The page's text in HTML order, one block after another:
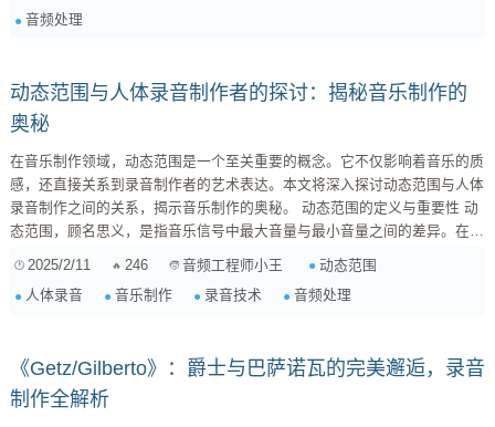
带宽（Q值）三个参数，让你更精确...
音频处理
动态范围与人体录音制作者的探讨：揭秘音乐制作的
奥秘
在音乐制作领域，动态范围是一个至关重要的概念。它不仅影响着音乐的质
感，还直接关系到录音制作者的艺术表达。本文将深入探讨动态范围与人体
录音制作之间的关系，揭示音乐制作的奥秘。 动态范围的定义与重要性 动
态范围，顾名思义，是指音乐信号中最大音量与最小音量之间的差异。在录
致音乐信号失真，而过小的动态范围则会使音乐显得平淡无味。 人体录音
与动态范围 人体录音，即通过麦克风捕捉人声或其他生物声音的录音方
2025/2/11 246 音频工程师小王
动态范围
人体录音
音乐制作 录音技术 音频处理
《Getz/Gilberto》：爵士与巴萨诺瓦的完美邂逅，录音
制作全解析